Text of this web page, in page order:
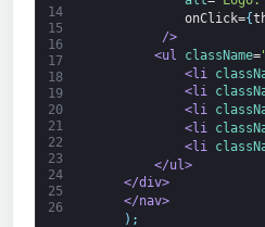
14
15
16
17
18
19
20
21
22
23
24
25
26
onClick={
/>
<ul
className=
<li
<li
<li
<li
<li
</ul>
</div>
</nav>
) ;